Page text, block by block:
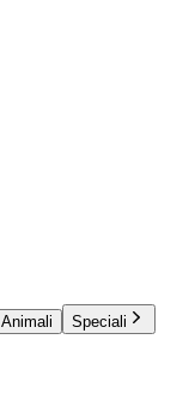
Animali
Speciali